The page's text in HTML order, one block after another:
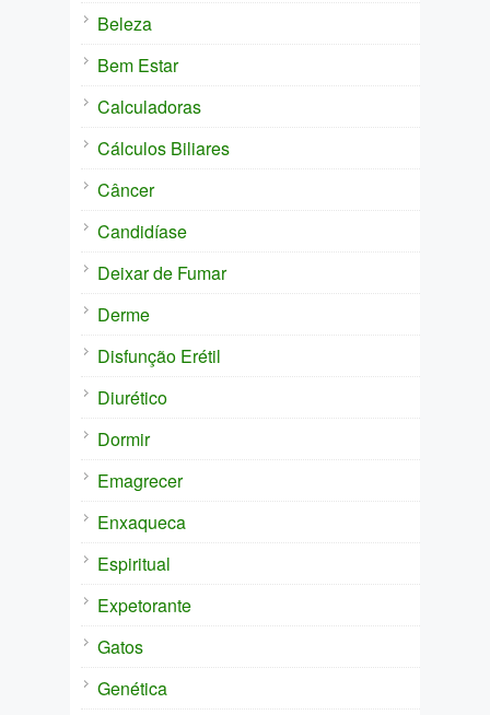
Beleza
Bem Estar
Calculadoras
Cálculos Biliares
Câncer
Candidíase
Deixar de Fumar
Derme
Disfunção Erétil
Diurético
Dormir
Emagrecer
Enxaqueca
Espiritual
Expetorante
Gatos
Genética